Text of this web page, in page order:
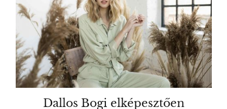
Dallos Bogi elképesztően